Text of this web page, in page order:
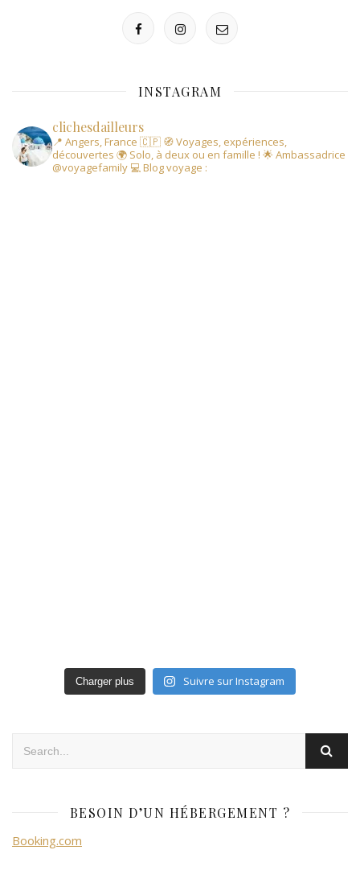
INSTAGRAM
clichesdailleurs
📍 Angers, France 🇨🇵 🧭 Voyages, expériences,
découvertes 🌍 Solo, à deux ou en famille ! 🌟 Ambassadrice
@voyagefamily 💻 Blog voyage :
Charger plus Suivre sur Instagram
BESOIN D’UN HÉBERGEMENT ?
Booking.com